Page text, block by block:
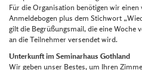
Für die Organisation benötigen wir einen
Anmeldebogen plus dem Stichwort
gilt die Begrüßungsmail, die eine Woche
an die Teilnehmer versendet wird.
Unterkunft im Seminarhaus Gothland
Wir geben unser Bestes, um Ihren